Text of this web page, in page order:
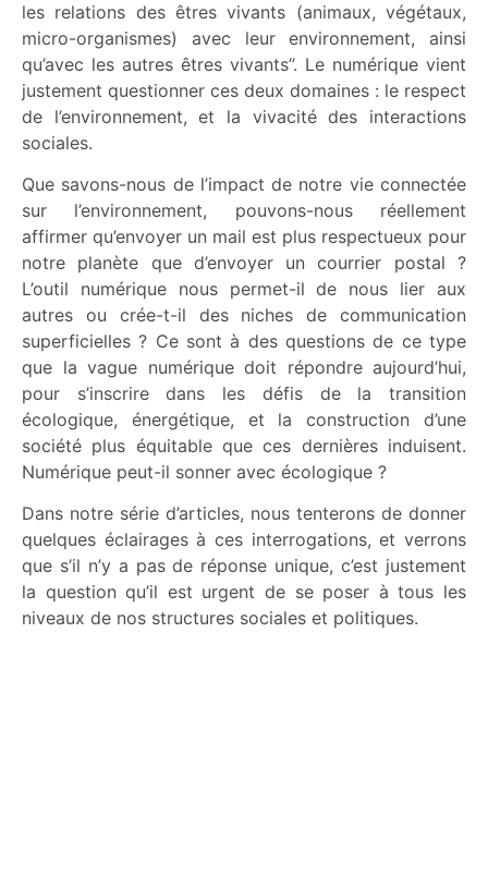
les relations des êtres vivants (animaux, végétaux,
micro-organismes) avec leur environnement, ainsi
qu’avec les autres êtres vivants”. Le numérique vient
justement questionner ces deux domaines : le respect
de l’environnement, et la vivacité des interactions
sociales.
Que savons-nous de l’impact de notre vie connectée
sur l’environnement, pouvons-nous réellement
affirmer qu’envoyer un mail est plus respectueux pour
notre planète que d’envoyer un courrier postal ?
L’outil numérique nous permet-il de nous lier aux
autres ou crée-t-il des niches de communication
superficielles ? Ce sont à des questions de ce type
que la vague numérique doit répondre aujourd’hui,
pour s’inscrire dans les défis de la transition
écologique, énergétique, et la construction d’une
société plus équitable que ces dernières induisent.
Numérique peut-il sonner avec écologique ?
Dans notre série d’articles, nous tenterons de donner
quelques éclairages à ces interrogations, et verrons
que s’il n’y a pas de réponse unique, c’est justement
la question qu’il est urgent de se poser à tous les
niveaux de nos structures sociales et politiques.